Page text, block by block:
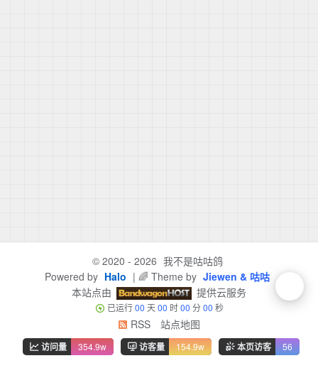
© 2020 - 2026 我不是咕咕鸽
Powered by Halo | 🌈 Theme by Jiewen & 咕咕
本站点由
提供云服务
已运行00 天00 时00 分00 秒
RSS 站点地图
访问量 354.9w 访客量 154.9w 本页访客 56